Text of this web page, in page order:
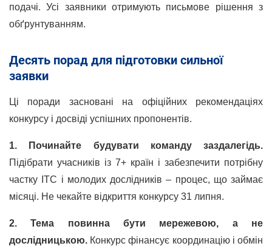
подачі. Усі заявники отримують письмове рішення з
обґрунтуванням.
Десять порад для підготовки сильної
заявки
Ці поради засновані на офіційних рекомендаціях
конкурсу і досвіді успішних пропонентів.
1. Починайте будувати команду заздалегідь.
Підібрати учасників із 7+ країн і забезпечити потрібну
частку ITC і молодих дослідників – процес, що займає
місяці. Не чекайте відкриття конкурсу 31 липня.
2. Тема повинна бути мережевою, а не
дослідницькою. Конкурс фінансує координацію і обмін